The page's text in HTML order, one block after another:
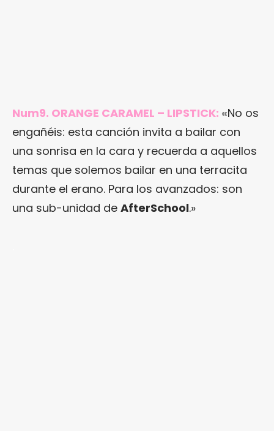
Num9. ORANGE CARAMEL – LIPSTICK: «No os
engañéis: esta canción invita a bailar con
una sonrisa en la cara y recuerda a aquellos
temas que solemos bailar en una terracita
durante el erano. Para los avanzados: son
una sub-unidad de AfterSchool.»